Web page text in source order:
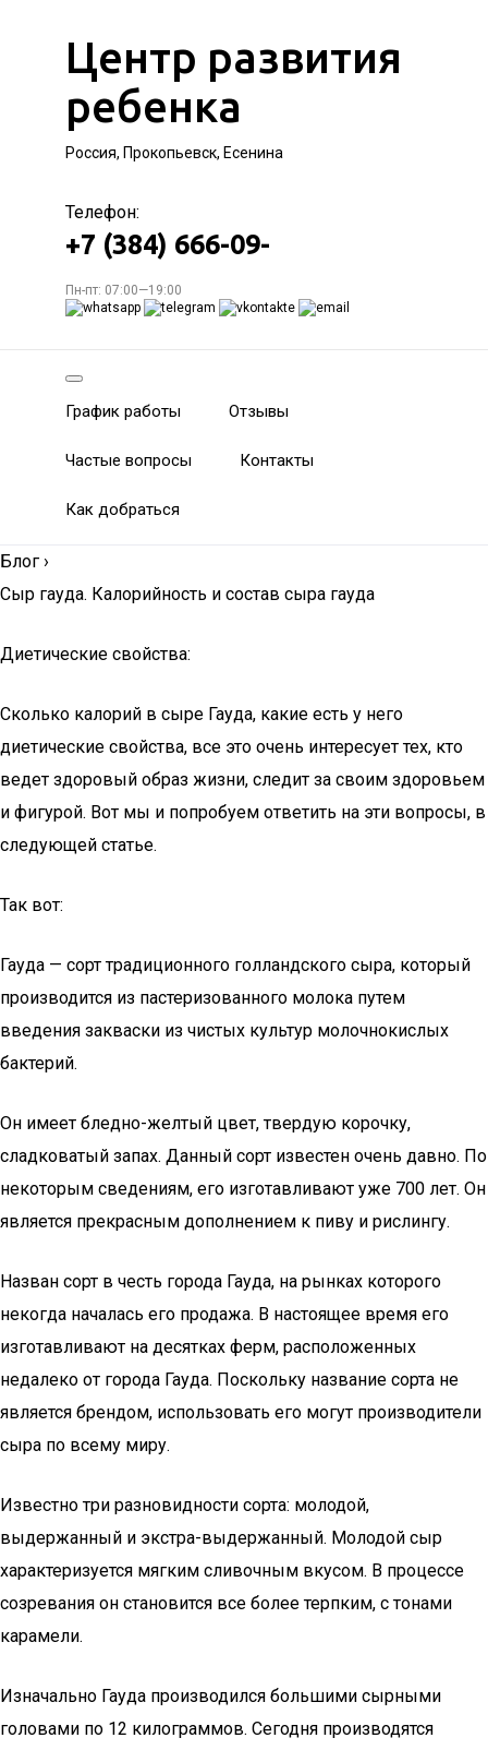
Центр развития
ребенка
Россия, Прокопьевск, Есенина
Телефон:
+7 (384) 666-09-
Пн-пт: 07:00—19:00
График работы Отзывы
Частые вопросы Контакты
Как добраться
Блог ›
Сыр гауда. Калорийность и состав сыра гауда
Диетические свойства:
Сколько калорий в сыре Гауда, какие есть у него
диетические свойства, все это очень интересует тех, кто
ведет здоровый образ жизни, следит за своим здоровьем
и фигурой. Вот мы и попробуем ответить на эти вопросы, в
следующей статье.
Так вот:
Гауда — сорт традиционного голландского сыра, который
производится из пастеризованного молока путем
введения закваски из чистых культур молочнокислых
бактерий.
Он имеет бледно-желтый цвет, твердую корочку,
сладковатый запах. Данный сорт известен очень давно. По
некоторым сведениям, его изготавливают уже 700 лет. Он
является прекрасным дополнением к пиву и рислингу.
Назван сорт в честь города Гауда, на рынках которого
некогда началась его продажа. В настоящее время его
изготавливают на десятках ферм, расположенных
недалеко от города Гауда. Поскольку название сорта не
является брендом, использовать его могут производители
сыра по всему миру.
Известно три разновидности сорта: молодой,
выдержанный и экстра-выдержанный. Молодой сыр
характеризуется мягким сливочным вкусом. В процессе
созревания он становится все более терпким, с тонами
карамели.
Изначально Гауда производился большими сырными
головами по 12 килограммов. Сегодня производятся